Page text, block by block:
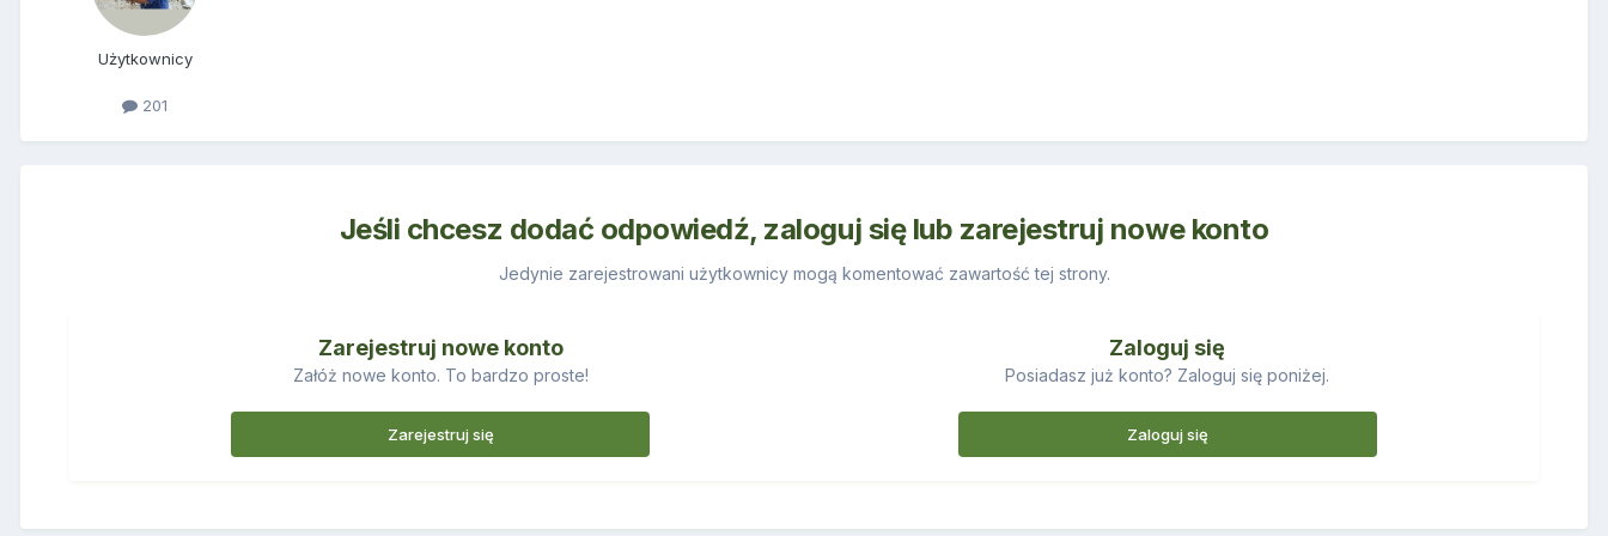
Użytkownicy
201
Jeśli chcesz dodać odpowiedź, zaloguj się lub zarejestruj nowe konto
Jedynie zarejestrowani użytkownicy mogą komentować zawartość tej strony.
Zarejestruj nowe konto
Załóż nowe konto. To bardzo proste!
Zarejestruj się
Zaloguj się
Posiadasz już konto? Zaloguj się poniżej.
Zaloguj się